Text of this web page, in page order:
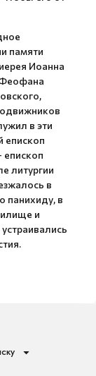
памяти
Иоанна
Феофана
в эти
епископ
епископ
литургии
в
панихиду, в
и